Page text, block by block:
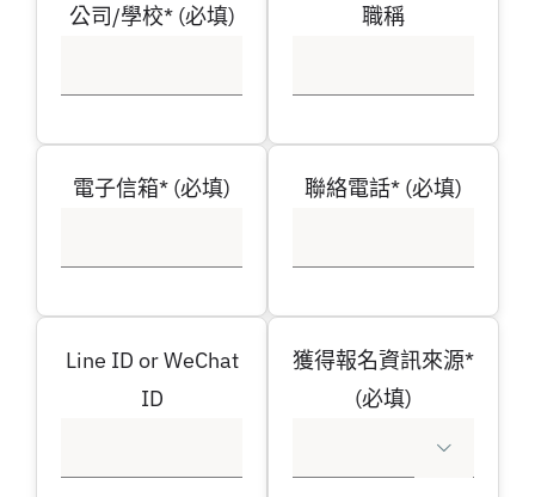
公司/學校* (必填) 職稱
電子信箱* (必填) 聯絡電話* (必填)
Line ID or WeChat
ID
獲得報名資訊來源*
(必填)
